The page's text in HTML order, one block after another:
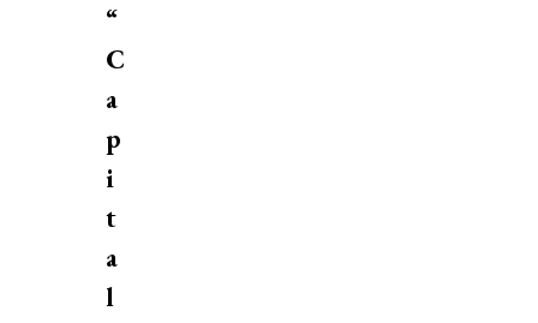
“
C
a
p
i
t
a
l